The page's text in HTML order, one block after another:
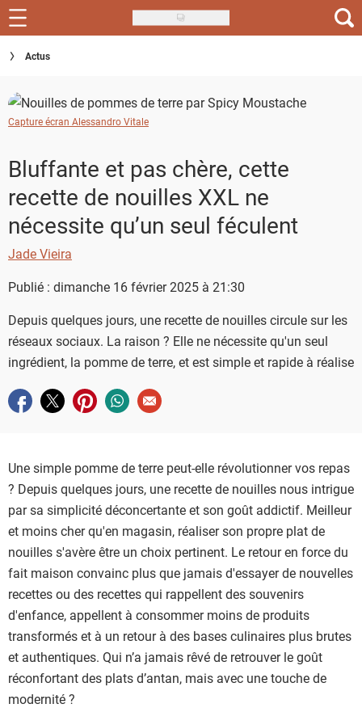
Skip
to
main
Recettes
Inspirations
Conseils
Menu de la semaine
Actus
Téléchargez l'app Saveurs Recettes
Actus
Capture écran Alessandro Vitale
Bluffante et pas chère, cette
recette de nouilles XXL ne
nécessite qu’un seul féculent
Jade Vieira
Publié : dimanche 16 février 2025 à 21:30
Depuis quelques jours, une recette de nouilles circule sur les
réseaux sociaux. La raison ? Elle ne nécessite qu'un seul
ingrédient, la pomme de terre, et est simple et rapide à réaliser.
Partager sur facebook
Partager sur twitter
Partager sur pinterest
Partager sur whatsapp
Envoyer à un ami
Une simple pomme de terre peut-elle révolutionner vos repas
? Depuis quelques jours, une recette de nouilles nous intrigue
par sa simplicité déconcertante et son goût addictif. Meilleur
et moins cher qu'en magasin, réaliser son propre plat de
nouilles s'avère être un choix pertinent. Le retour en force du
fait maison convainc plus que jamais d'essayer de nouvelles
recettes ou des recettes qui rappellent des souvenirs
d'enfance, appellent à consommer moins de produits
transformés et à un retour à des bases culinaires plus brutes
et authentiques. Qui n’a jamais rêvé de retrouver le goût
réconfortant des plats d’antan, mais avec une touche de
modernité ?